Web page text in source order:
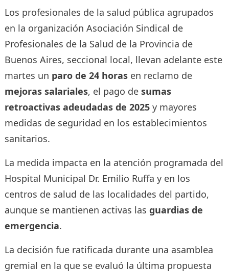
Los profesionales de la salud pública agrupados
en la organización Asociación Sindical de
Profesionales de la Salud de la Provincia de
Buenos Aires, seccional local, llevan adelante este
martes un paro de 24 horasen reclamo de
mejoras salariales, el pago de sumas
retroactivas adeudadas de 2025y mayores
medidas de seguridad en los establecimientos
sanitarios.
La medida impacta en la atención programada del
Hospital Municipal Dr. Emilio Ruffa y en los
centros de salud de las localidades del partido,
aunque se mantienen activas las guardias de
emergencia.
La decisión fue ratificada durante una asamblea
gremial en la que se evaluó la última propuesta